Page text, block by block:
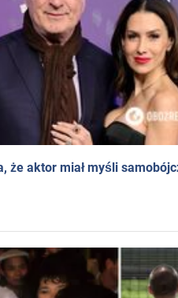
że aktor miał myśli